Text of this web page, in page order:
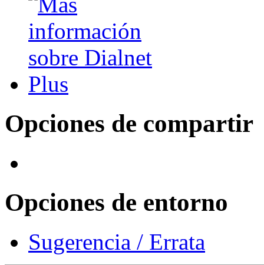
Opciones de compartir
Opciones de entorno
Sugerencia / Errata